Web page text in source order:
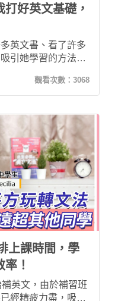
好英文基礎，
英文書、看了許多
引她學習的方法，
課程，進一步了解
求，於是購買了34
反而覺得學英文事
觀看次數： 3068
上課時間，學
！
英文，由於補習班
經精疲力盡，吸收